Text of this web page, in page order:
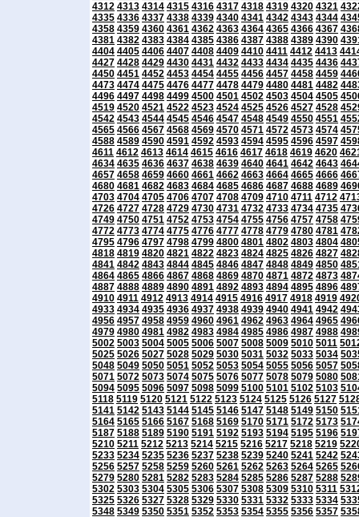
4312 4313 4314 4315 4316 4317 4318 4319 4320 4321
4335 4336 4337 4338 4339 4340 4341 4342 4343 4344
4358 4359 4360 4361 4362 4363 4364 4365 4366 4367
4381 4382 4383 4384 4385 4386 4387 4388 4389 4390
4404 4405 4406 4407 4408 4409 4410 4411 4412 4413
4427 4428 4429 4430 4431 4432 4433 4434 4435 4436
4450 4451 4452 4453 4454 4455 4456 4457 4458 4459
4473 4474 4475 4476 4477 4478 4479 4480 4481 4482
4496 4497 4498 4499 4500 4501 4502 4503 4504 4505
4519 4520 4521 4522 4523 4524 4525 4526 4527 4528
4542 4543 4544 4545 4546 4547 4548 4549 4550 4551
4565 4566 4567 4568 4569 4570 4571 4572 4573 4574
4588 4589 4590 4591 4592 4593 4594 4595 4596 4597
4611 4612 4613 4614 4615 4616 4617 4618 4619 4620
4634 4635 4636 4637 4638 4639 4640 4641 4642 4643
4657 4658 4659 4660 4661 4662 4663 4664 4665 4666
4680 4681 4682 4683 4684 4685 4686 4687 4688 4689
4703 4704 4705 4706 4707 4708 4709 4710 4711 4712
4726 4727 4728 4729 4730 4731 4732 4733 4734 4735
4749 4750 4751 4752 4753 4754 4755 4756 4757 4758
4772 4773 4774 4775 4776 4777 4778 4779 4780 4781
4795 4796 4797 4798 4799 4800 4801 4802 4803 4804
4818 4819 4820 4821 4822 4823 4824 4825 4826 4827
4841 4842 4843 4844 4845 4846 4847 4848 4849 4850
4864 4865 4866 4867 4868 4869 4870 4871 4872 4873
4887 4888 4889 4890 4891 4892 4893 4894 4895 4896
4910 4911 4912 4913 4914 4915 4916 4917 4918 4919
4933 4934 4935 4936 4937 4938 4939 4940 4941 4942
4956 4957 4958 4959 4960 4961 4962 4963 4964 4965
4979 4980 4981 4982 4983 4984 4985 4986 4987 4988
5002 5003 5004 5005 5006 5007 5008 5009 5010 5011
5025 5026 5027 5028 5029 5030 5031 5032 5033 5034
5048 5049 5050 5051 5052 5053 5054 5055 5056 5057
5071 5072 5073 5074 5075 5076 5077 5078 5079 5080
5094 5095 5096 5097 5098 5099 5100 5101 5102 5103
5118 5119 5120 5121 5122 5123 5124 5125 5126 5127
5141 5142 5143 5144 5145 5146 5147 5148 5149 5150
5164 5165 5166 5167 5168 5169 5170 5171 5172 5173
5187 5188 5189 5190 5191 5192 5193 5194 5195 5196
5210 5211 5212 5213 5214 5215 5216 5217 5218 5219
5233 5234 5235 5236 5237 5238 5239 5240 5241 5242
5256 5257 5258 5259 5260 5261 5262 5263 5264 5265
5279 5280 5281 5282 5283 5284 5285 5286 5287 5288
5302 5303 5304 5305 5306 5307 5308 5309 5310 5311
5325 5326 5327 5328 5329 5330 5331 5332 5333 5334
5348 5349 5350 5351 5352 5353 5354 5355 5356 5357